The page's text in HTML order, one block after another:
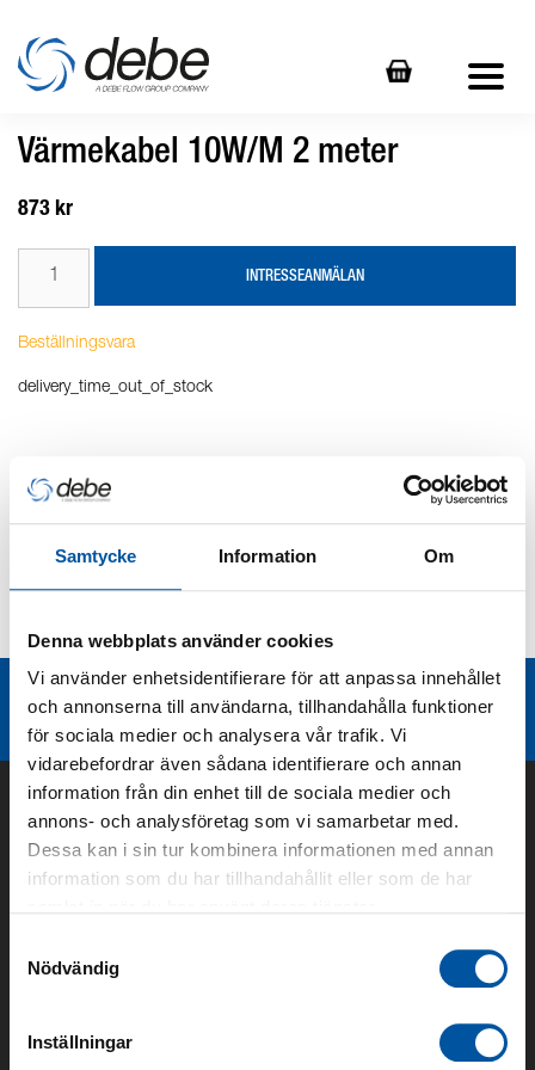
Samtycke Information Om
Denna webbplats använder cookies
Vi använder enhetsidentifierare för att anpassa innehållet
och annonserna till användarna, tillhandahålla funktioner
för sociala medier och analysera vår trafik. Vi
vidarebefordrar även sådana identifierare och annan
information från din enhet till de sociala medier och
annons- och analysföretag som vi samarbetar med.
Dessa kan i sin tur kombinera informationen med annan
information som du har tillhandahållit eller som de har
Nödvändig
Inställningar
Värmekabel 10W/M 2 meter
873 kr
INTRESSEANMÄLAN
Beställningsvara
delivery_time_out_of_stock
Produktbeskrivning
Kurvor
Teknisk dokumentation
Liknande produktgrupper
Om oss